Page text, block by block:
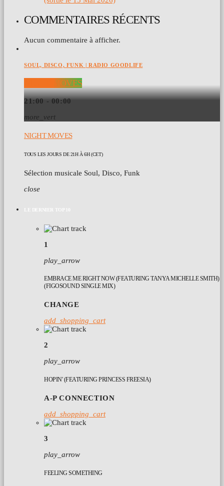
COMMENTAIRES RÉCENTS
Aucun commentaire à afficher.
SOUL, DISCO, FUNK | RADIO GOODLIFE
NIGHT MOVES
21:00 - 00:00
more_vert
NIGHT MOVES
TOUS LES JOURS DE 21H À 6H (CET)
Sélection musicale Soul, Disco, Funk
close
LE DERNIER TOP 10
1
play_arrow
EMBRACE ME RIGHT NOW (FEATURING TANYA MICHELLE SMITH)
(FIGOSOUND SINGLE MIX)
CHANGE
add_shopping_cart
2
play_arrow
HOPIN' (FEATURING PRINCESS FREESIA)
A-P CONNECTION
add_shopping_cart
3
play_arrow
FEELING SOMETHING